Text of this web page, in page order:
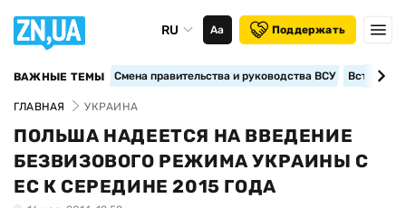
RU Аа Поддержать
ВАЖНЫЕ ТЕМЫ Смена правительства и руководства ВСУ
ГЛАВНАЯ УКРАИНА
ПОЛЬША НАДЕЕТСЯ НА ВВЕДЕНИЕ
БЕЗВИЗОВОГО РЕЖИМА УКРАИНЫ С
ЕС К СЕРЕДИНЕ 2015 ГОДА